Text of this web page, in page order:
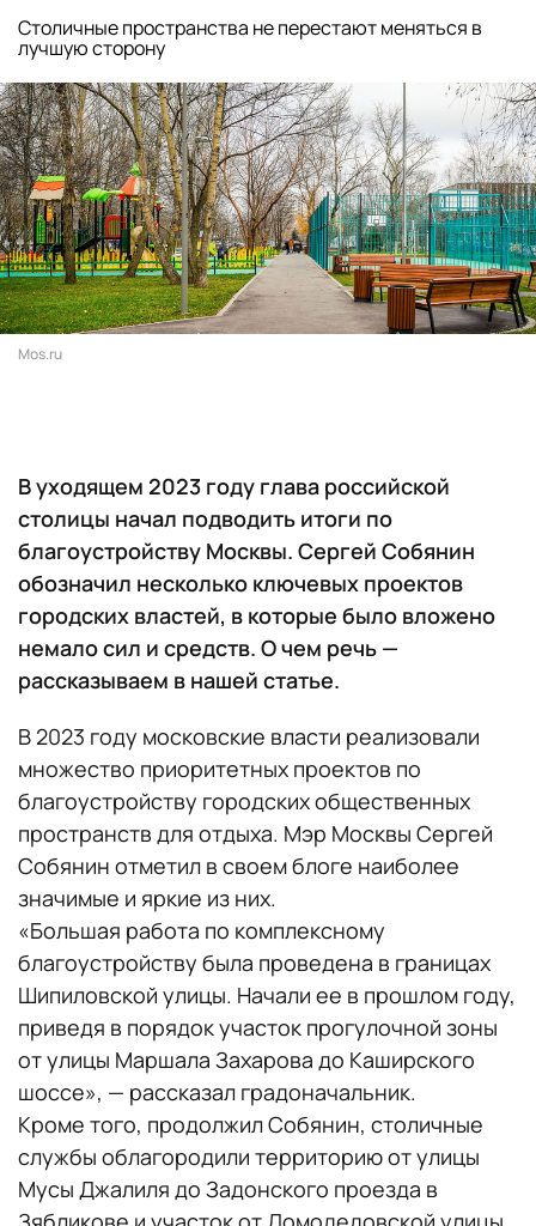
Столичные пространства не перестают меняться в
лучшую сторону
Mos.ru
В уходящем 2023 году глава российской
столицы начал подводить итоги по
благоустройству Москвы. Сергей Собянин
обозначил несколько ключевых проектов
городских властей, в которые было вложено
немало сил и средств. О чем речь —
рассказываем в нашей статье.
В 2023 году московские власти реализовали
множество приоритетных проектов по
благоустройству городских общественных
пространств для отдыха. Мэр Москвы Сергей
Собянин отметил в своем блоге наиболее
значимые и яркие из них.
«Большая работа по комплексному
благоустройству была проведена в границах
Шипиловской улицы. Начали ее в прошлом году,
приведя в порядок участок прогулочной зоны
от улицы Маршала Захарова до Каширского
шоссе», — рассказал градоначальник.
Кроме того, продолжил Собянин, столичные
службы облагородили территорию от улицы
Мусы Джалиля до Задонского проезда в